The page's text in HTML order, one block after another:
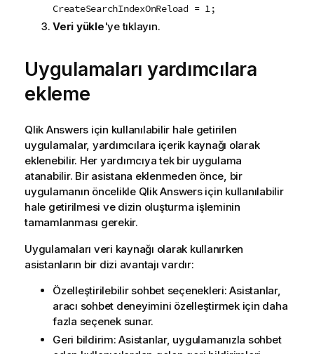
CreateSearchIndexOnReload = 1;
Veri yükle'ye tıklayın.
Uygulamaları yardımcılara
ekleme
Qlik Answers için kullanılabilir hale getirilen
uygulamalar, yardımcılara içerik kaynağı olarak
eklenebilir. Her yardımcıya tek bir uygulama
atanabilir. Bir asistana eklenmeden önce, bir
uygulamanın öncelikle Qlik Answersiçin kullanılabilir
hale getirilmesi ve dizin oluşturma işleminin
tamamlanması gerekir.
Uygulamaları veri kaynağı olarak kullanırken
asistanların bir dizi avantajı vardır:
Özelleştirilebilir sohbet seçenekleri: Asistanlar,
aracı sohbet deneyimini özelleştirmek için daha
fazla seçenek sunar.
Geri bildirim: Asistanlar, uygulamanızla sohbet